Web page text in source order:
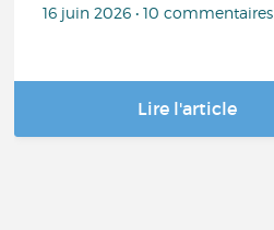
16 juin 2026 • 10 commentaires
Lire l'article